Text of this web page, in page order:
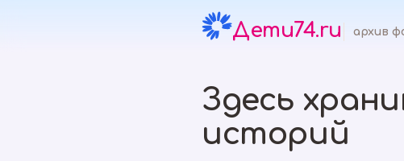
Дети74.ru архив
Здесь
историй